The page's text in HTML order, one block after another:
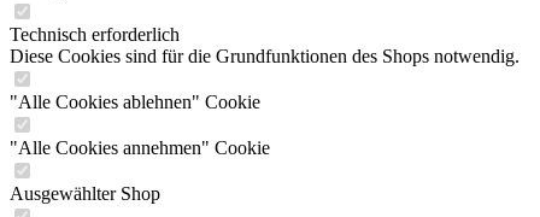
Technisch erforderlich
Diese Cookies sind für die Grundfunktionen des Shops notwendig.
"Alle Cookies ablehnen" Cookie
"Alle Cookies annehmen" Cookie
Ausgewählter Shop